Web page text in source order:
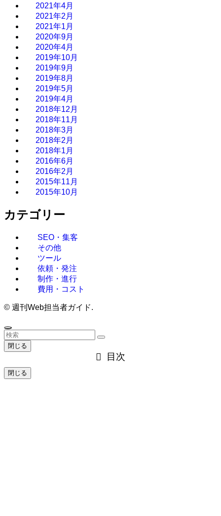
2021年4月
2021年2月
2021年1月
2020年9月
2020年4月
2019年10月
2019年9月
2019年8月
2019年5月
2019年4月
2018年12月
2018年11月
2018年3月
2018年2月
2018年1月
2016年6月
2016年2月
2015年11月
2015年10月
カテゴリー
SEO・集客
その他
ツール
依頼・発注
制作・進行
費用・コスト
© 週刊Web担当者ガイド.
閉じる
目次
閉じる